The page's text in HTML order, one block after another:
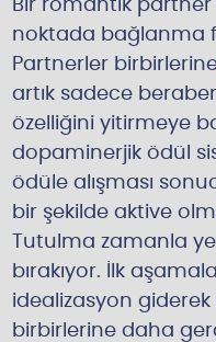
Bir romantik
noktada bağlanma
Partnerler
artık sadece
özelliğini yitirmeye
dopaminerjik ödül
ödüle alışması
bir şekilde aktive
Tutulma zamanla
bırakıyor. İlk
idealizasyon
birbirlerine daha